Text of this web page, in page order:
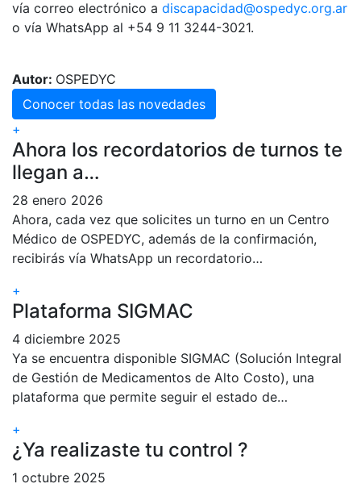
vía correo electrónico a discapacidad@ospedyc.org.ar
o vía WhatsApp al +54 9 11 3244-3021.
Autor: OSPEDYC
Conocer todas las novedades
+
Ahora los recordatorios de turnos te
llegan a…
28 enero 2026
Ahora, cada vez que solicites un turno en un Centro
Médico de OSPEDYC, además de la confirmación,
recibirás vía WhatsApp un recordatorio…
+
Plataforma SIGMAC
4 diciembre 2025
Ya se encuentra disponible SIGMAC (Solución Integral
de Gestión de Medicamentos de Alto Costo), una
plataforma que permite seguir el estado de…
+
¿Ya realizaste tu control ?
1 octubre 2025